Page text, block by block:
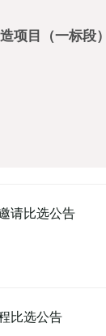
项目（一标段
请比选公告
比选公告